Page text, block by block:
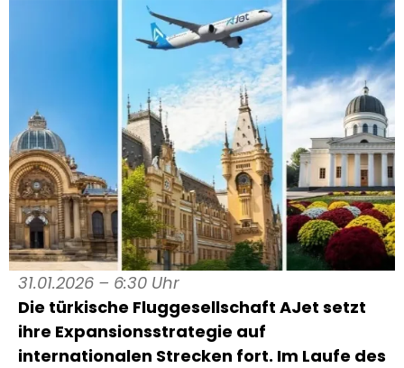
31.01.2026 – 6:30 Uhr
Die türkische Fluggesellschaft AJet setzt
ihre Expansionsstrategie auf
internationalen Strecken fort. Im Laufe des